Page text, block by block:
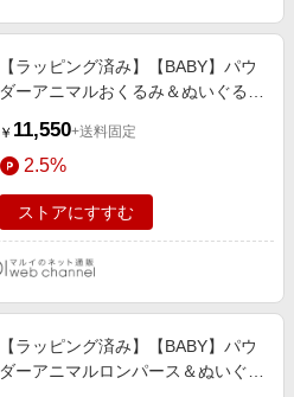
【ラッピング済み】【BABY】パウ
ダーアニマルおくるみ＆ぬいぐるみ
￥ 11,550+送料固定
2.5%
ストアにすすむ
【ラッピング済み】【BABY】パウ
ダーアニマルロンパース＆ぬいぐる